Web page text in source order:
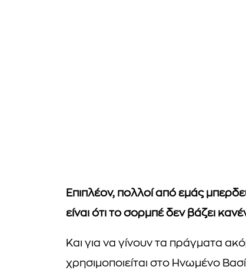
Επιπλέον, πολλοί από εμάς
είναι ότι το σορμπέ δεν βάζει
Και για να γίνουν τα πράγματα
χρησιμοποιείται στο Ηνωμένο